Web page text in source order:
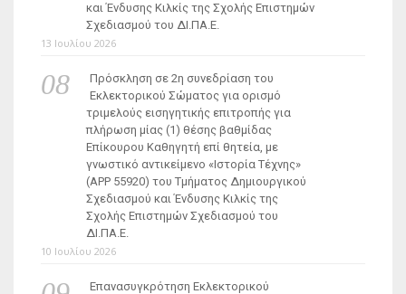
και Ένδυσης Κιλκίς της Σχολής Επιστημών
Σχεδιασμού του ΔΙ.ΠΑ.Ε.
13 Ιουλίου 2026
Πρόσκληση σε 2η συνεδρίαση του
Εκλεκτορικού Σώματος για ορισμό
τριμελούς εισηγητικής επιτροπής για
πλήρωση μίας (1) θέσης βαθμίδας
Επίκουρου Καθηγητή επί θητεία, με
γνωστικό αντικείμενο «Ιστορία Τέχνης»
(ΑΡΡ 55920) του Τμήματος Δημιουργικού
Σχεδιασμού και Ένδυσης Κιλκίς της
Σχολής Επιστημών Σχεδιασμού του
ΔΙ.ΠΑ.Ε.
10 Ιουλίου 2026
Επανασυγκρότηση Εκλεκτορικού